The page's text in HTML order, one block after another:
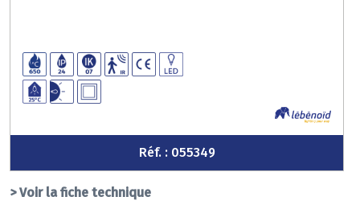
Réf. : 055349
> Voir la fiche technique